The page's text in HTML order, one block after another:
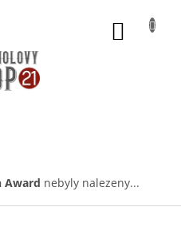
Award nebyly nalezeny...